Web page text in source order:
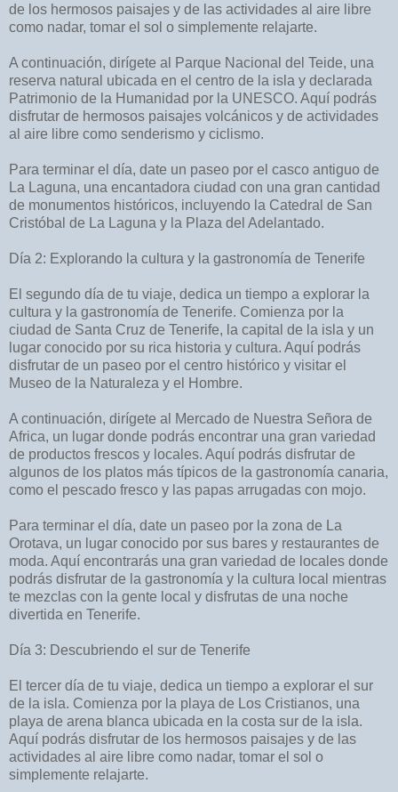
de los hermosos paisajes y de las actividades al aire libre
como nadar, tomar el sol o simplemente relajarte.
A continuación, dirígete al Parque Nacional del Teide, una
reserva natural ubicada en el centro de la isla y declarada
Patrimonio de la Humanidad por la UNESCO. Aquí podrás
disfrutar de hermosos paisajes volcánicos y de actividades
al aire libre como senderismo y ciclismo.
Para terminar el día, date un paseo por el casco antiguo de
La Laguna, una encantadora ciudad con una gran cantidad
de monumentos históricos, incluyendo la Catedral de San
Cristóbal de La Laguna y la Plaza del Adelantado.
Día 2: Explorando la cultura y la gastronomía de Tenerife
El segundo día de tu viaje, dedica un tiempo a explorar la
cultura y la gastronomía de Tenerife. Comienza por la
ciudad de Santa Cruz de Tenerife, la capital de la isla y un
lugar conocido por su rica historia y cultura. Aquí podrás
disfrutar de un paseo por el centro histórico y visitar el
Museo de la Naturaleza y el Hombre.
A continuación, dirígete al Mercado de Nuestra Señora de
Africa, un lugar donde podrás encontrar una gran variedad
de productos frescos y locales. Aquí podrás disfrutar de
algunos de los platos más típicos de la gastronomía canaria,
como el pescado fresco y las papas arrugadas con mojo.
Para terminar el día, date un paseo por la zona de La
Orotava, un lugar conocido por sus bares y restaurantes de
moda. Aquí encontrarás una gran variedad de locales donde
podrás disfrutar de la gastronomía y la cultura local mientras
te mezclas con la gente local y disfrutas de una noche
divertida en Tenerife.
Día 3: Descubriendo el sur de Tenerife
El tercer día de tu viaje, dedica un tiempo a explorar el sur
de la isla. Comienza por la playa de Los Cristianos, una
playa de arena blanca ubicada en la costa sur de la isla.
Aquí podrás disfrutar de los hermosos paisajes y de las
actividades al aire libre como nadar, tomar el sol o
simplemente relajarte.